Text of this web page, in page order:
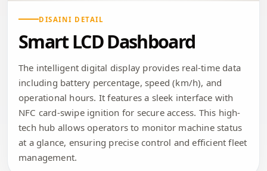
DISAINI DETAIL
Smart LCD Dashboard
The intelligent digital display provides real-time data
including battery percentage, speed (km/h), and
operational hours. It features a sleek interface with
NFC card-swipe ignition for secure access. This high-
tech hub allows operators to monitor machine status
at a glance, ensuring precise control and efficient fleet
management.